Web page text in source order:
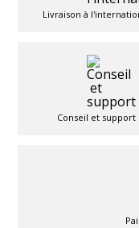
Livraison à
Conseil et support